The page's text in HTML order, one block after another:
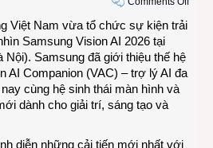
Việt Nam vừa tổ chức sự kiện trải
Samsung Vision AI 2026 tại
Nội). Samsung đã giới thiệu thế hệ
AI Companion (VAC) – trợ lý AI đa
cùng hệ sinh thái màn hình và
dành cho giải trí, sáng tạo và
diễn những cải tiến mới nhất với